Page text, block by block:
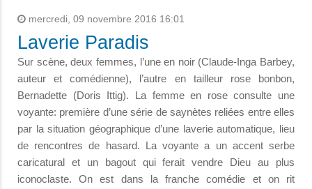
mercredi, 09 novembre 2016 16:01
Laverie Paradis
Sur scène, deux femmes, l’une en noir (Claude-Inga Barbey,
auteur et comédienne), l’autre en tailleur rose bonbon,
Bernadette (Doris Ittig). La femme en rose consulte une
voyante: première d’une série de saynètes reliées entre elles
par la situation géographique d’une laverie automatique, lieu
de rencontres de hasard. La voyante a un accent serbe
caricatural et un bagout qui ferait vendre Dieu au plus
iconoclaste. On est dans la franche comédie et on rit